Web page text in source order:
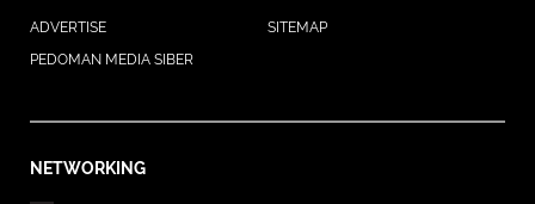
ADVERTISE
SITEMAP
PEDOMAN MEDIA SIBER
NETWORKING